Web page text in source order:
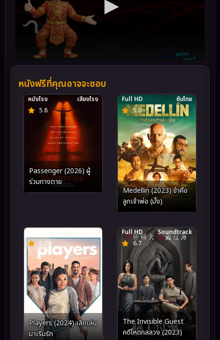
หนังฟรีที่คุณอาจจะชอบ
5.8
หนังโรง เสียงโรง
Passenger (2026) ผู้
ร่วมทางตาย
5.0
Full HD ซับไทย
Medellin (2023) ข้าคือ
ลูกเจ้าพ่อ (มั้ง)
5.7
Players (2024) เลิกเล่น
มาเริ่มรัก
6.7
Full HD Soundtrack
The Invisible Guest
คดีโหดกลลวง (2023)